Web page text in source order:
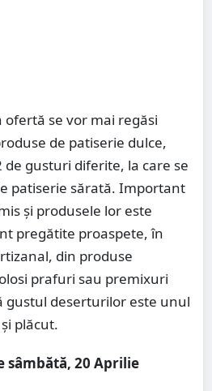
se vor mai regăsi
de patiserie dulce,
gusturi diferite, la care se
patiserie sărată. Important
și produsele lor este
pregătite proaspete, în
din produse
prafuri sau premixuri
gustul deserturilor este unul
plăcut.
sâmbătă, 20 Aprilie